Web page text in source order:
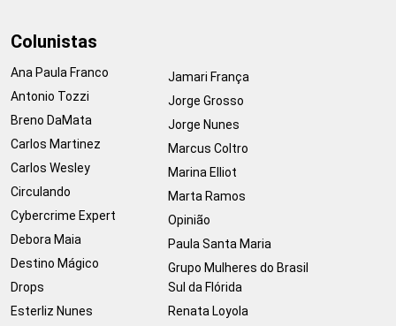
Colunistas
Ana Paula Franco
Antonio Tozzi
Breno DaMata
Carlos Martinez
Carlos Wesley
Circulando
Cybercrime Expert
Debora Maia
Destino Mágico
Drops
Esterliz Nunes
Jamari França
Jorge Grosso
Jorge Nunes
Marcus Coltro
Marina Elliot
Marta Ramos
Opinião
Paula Santa Maria
Grupo Mulheres do Brasil
Sul da Flórida
Renata Loyola